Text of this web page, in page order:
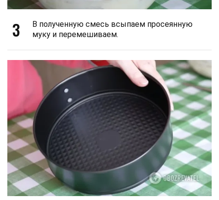
3
В полученную смесь всыпаем просеянную
муку и перемешиваем.